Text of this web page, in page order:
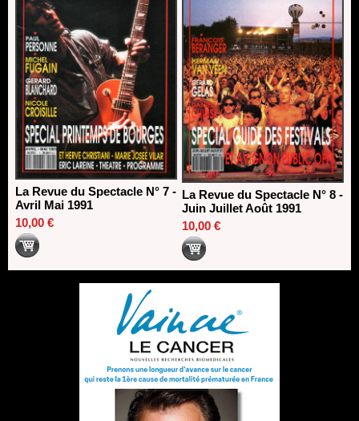
La Revue du Spectacle N° 7 -
Avril Mai 1991
10,00 €
La Revue du Spectacle N° 8 -
Juin Juillet Août 1991
10,00 €